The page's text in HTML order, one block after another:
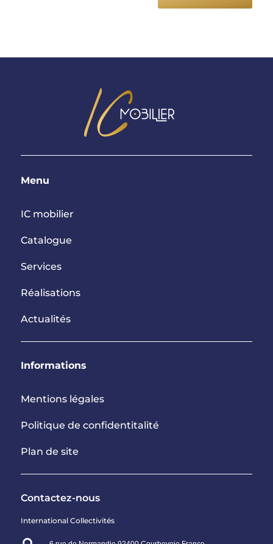
Menu
IC mobilier
Catalogue
Services
Réalisations
Actualités
Informations
Mentions légales
Politique de confidentitalité
Plan de site
Contactez-nous
International Collectivités